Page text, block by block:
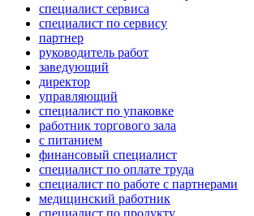
специалист сервиса
специалист по сервису
партнер
руководитель работ
заведующий
директор
управляющий
специалист по упаковке
работник торгового зала
с питанием
финансовый специалист
специалист по оплате труда
специалист по работе с партнерами
медицинский работник
специалист по продукту